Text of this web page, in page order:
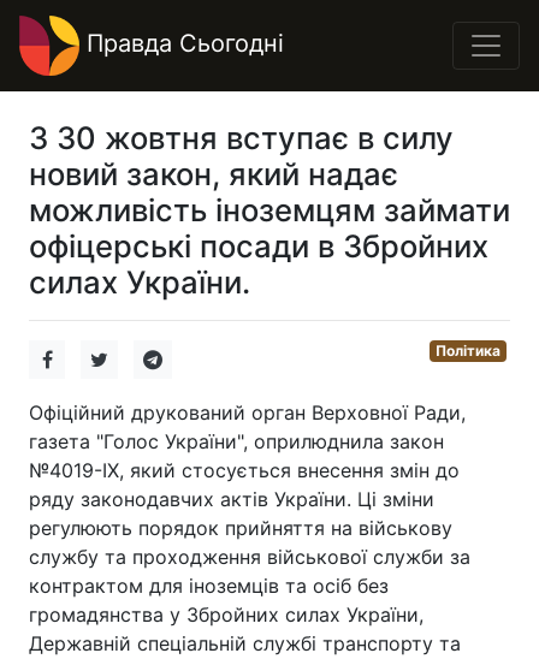
Правда Сьогодні
З 30 жовтня вступає в силу
новий закон, який надає
можливість іноземцям займати
офіцерські посади в Збройних
силах України.
Політика
Офіційний друкований орган Верховної Ради,
газета "Голос України", оприлюднила закон
№4019-IX, який стосується внесення змін до
ряду законодавчих актів України. Ці зміни
регулюють порядок прийняття на військову
службу та проходження військової служби за
контрактом для іноземців та осіб без
громадянства у Збройних силах України,
Державній спеціальній службі транспорту та